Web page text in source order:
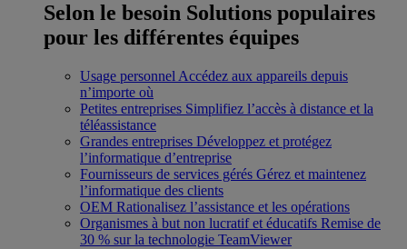
Selon le besoin Solutions populaires
pour les différentes équipes
Usage personnel Accédez aux appareils depuis
n’importe où
Petites entreprises Simplifiez l’accès à distance et la
téléassistance
Grandes entreprises Développez et protégez
l’informatique d’entreprise
Fournisseurs de services gérés Gérez et maintenez
l’informatique des clients
OEM Rationalisez l’assistance et les opérations
Organismes à but non lucratif et éducatifs Remise de
30 % sur la technologie TeamViewer